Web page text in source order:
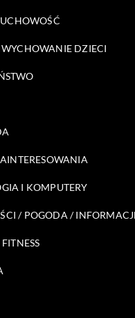
DZIECI
I KOMPUTERY
/ POGODA /